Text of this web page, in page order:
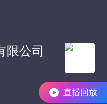
直播回放
限公司